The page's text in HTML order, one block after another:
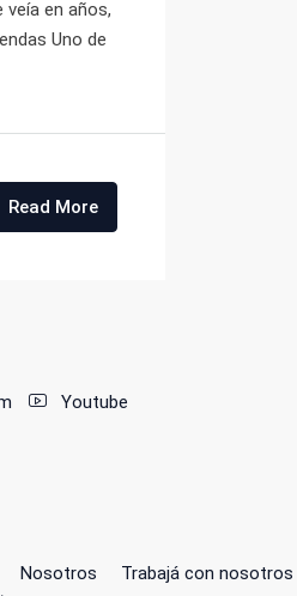
en años,
Uno de
Read More
Youtube
Nosotros Trabajá con nosotros